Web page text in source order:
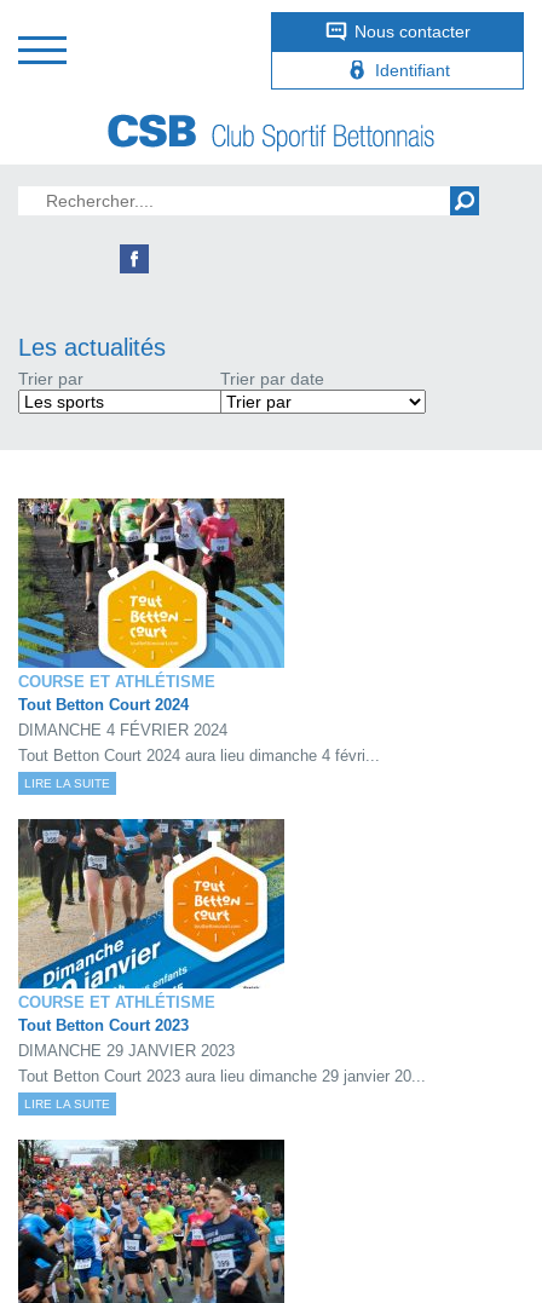
Nous contacter
Identifiant
Les actualités
Trier par Trier par date
COURSE ET ATHLÉTISME
Tout Betton Court 2024
DIMANCHE 4 FÉVRIER 2024
Tout Betton Court 2024 aura lieu dimanche 4 févri...
LIRE LA SUITE
COURSE ET ATHLÉTISME
Tout Betton Court 2023
DIMANCHE 29 JANVIER 2023
Tout Betton Court 2023 aura lieu dimanche 29 janvier 20...
LIRE LA SUITE